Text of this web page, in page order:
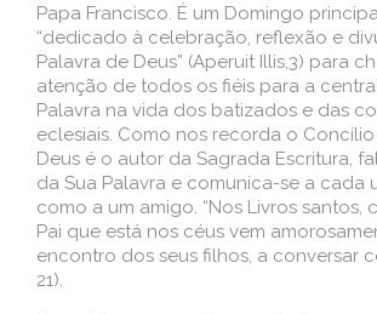
Papa Francisco. É um Domingo
“dedicado à celebração, reflexão e
Palavra de Deus” (Aperuit Illis,3) para
atenção de todos os fiéis para a
Palavra na vida dos batizados e das
eclesiais. Como nos recorda o Concílio
Deus é o autor da Sagrada Escritura,
da Sua Palavra e comunica-se a cada
como a um amigo. “Nos Livros santos,
Pai que está nos céus vem
encontro dos seus filhos, a conversar
21).